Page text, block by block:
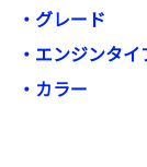
・グレー
・エンジンタ
・カラー
パー